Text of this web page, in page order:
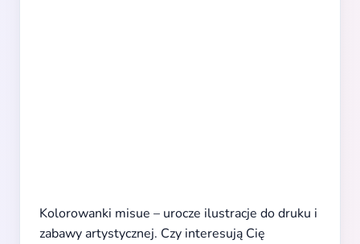
Kolorowanki misue – urocze ilustracje do druku i
zabawy artystycznej. Czy interesują Cię